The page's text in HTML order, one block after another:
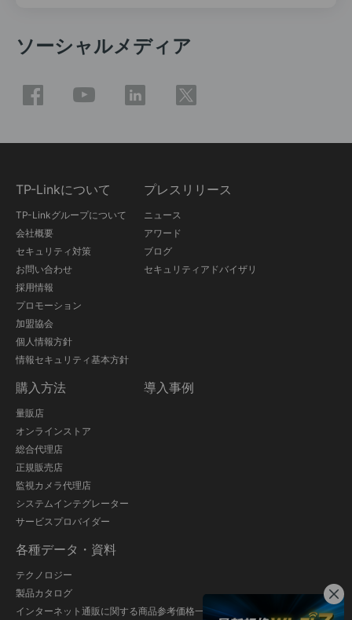
ソーシャルメディア
TP-Linkについて
TP-Linkグループについて
会社概要
セキュリティ対策
お問い合わせ
採用情報
プロモーション
加盟協会
個人情報方針
情報セキュリティ基本方針
プレスリリース
ニュース
アワード
ブログ
セキュリティアドバイザリ
購入方法
量販店
オンラインストア
総合代理店
正規販売店
監視カメラ代理店
システムインテグレーター
サービスプロバイダー
導入事例
各種データ・資料
テクノロジー
製品カタログ
インターネット通販に関する商品参考価格一覧